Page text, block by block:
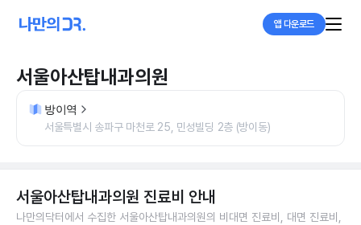
앱 다운로드
서울아산탑내과의원
방이역
서울특별시 송파구 마천로 25, 민성빌딩 2층 (방이동)
서울아산탑내과의원 진료비 안내
나만의닥터에서 수집한 서울아산탑내과의원의 비대면 진료비, 대면 진료비,